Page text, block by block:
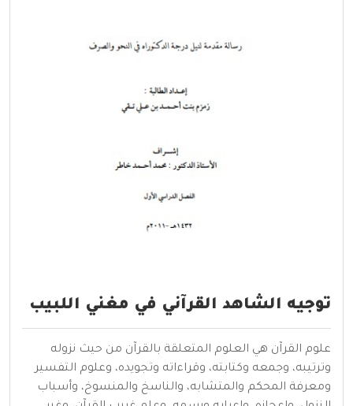
توجيه الشاهد القرآني في مغني اللبيب
علوم القرآن هي العلوم المتعلقة بالقرآن من حيث نزوله
وترتيبه، وجمعه وكتابته، وقراءاته وتجويده، وعلوم التفسير
ومعرفة المحكم والمتشابه، والناسخ والمنسوخ، وأسباب